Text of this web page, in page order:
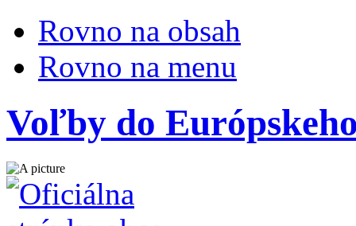
Rovno na obsah
Rovno na menu
Voľby do